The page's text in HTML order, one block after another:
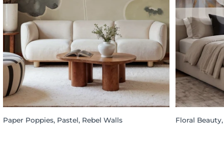
Paper Poppies, Pastel, Rebel Walls Floral